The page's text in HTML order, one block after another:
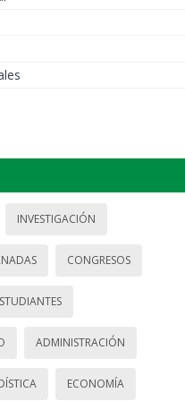
INVESTIGACIÓN
CONGRESOS
ADMINISTRACIÓN
ECONOMÍA